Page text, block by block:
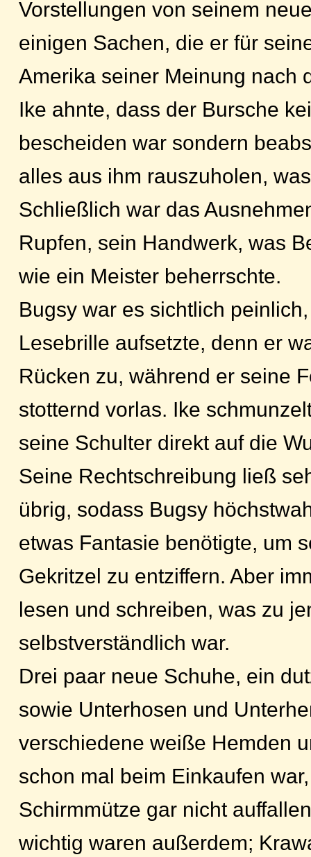
Vorstellungen von seinem
einigen Sachen, die er für
Amerika seiner Meinung nach
Ike ahnte, dass der Bursche
bescheiden war sondern
alles aus ihm rauszuholen,
Schließlich war das
Rupfen, sein Handwerk, was
wie ein Meister beherrschte.
Bugsy war es sichtlich
Lesebrille aufsetzte, denn er
Rücken zu, während er seine
stotternd vorlas. Ike
seine Schulter direkt auf die
Seine Rechtschreibung ließ
übrig, sodass Bugsy
etwas Fantasie benötigte, um
Gekritzel zu entziffern. Aber
lesen und schreiben, was zu
selbstverständlich war.
Drei paar neue Schuhe, ein
sowie Unterhosen und
verschiedene weiße Hemden
schon mal beim Einkaufen
Schirmmütze gar nicht
wichtig waren außerdem;